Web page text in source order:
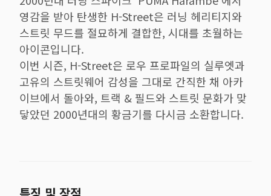
영감을 받아 탄생한 H-Street은 러닝 헤리티지와
스트릿 무드를 절묘하게 결합한, 시대를 초월하는
아이콘입니다.
이번 시즌, H-Street은 로우 프로파일의 실루엣과
고유의 스트릿웨어 감성을 그대로 간직한 채 아카
이브에서 돌아와, 트랙 & 필드와 스트릿 문화가 맞
닿았던 2000년대의 황금기를 다시금 소환합니다.